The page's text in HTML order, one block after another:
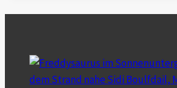
beginnen.